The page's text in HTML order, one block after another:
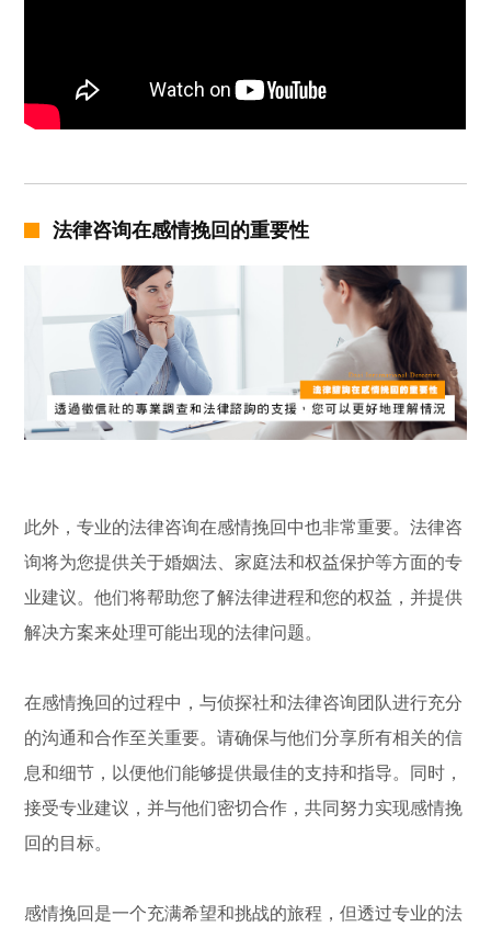
法律咨询在感情挽回的重要性
此外，专业的法律咨询在感情挽回中也非常重要。法律咨
询将为您提供关于婚姻法、家庭法和权益保护等方面的专
业建议。他们将帮助您了解法律进程和您的权益，并提供
解决方案来处理可能出现的法律问题。
在感情挽回的过程中，与侦探社和法律咨询团队进行充分
的沟通和合作至关重要。请确保与他们分享所有相关的信
息和细节，以便他们能够提供最佳的支持和指导。同时，
接受专业建议，并与他们密切合作，共同努力实现感情挽
回的目标。
感情挽回是一个充满希望和挑战的旅程，但透过专业的法